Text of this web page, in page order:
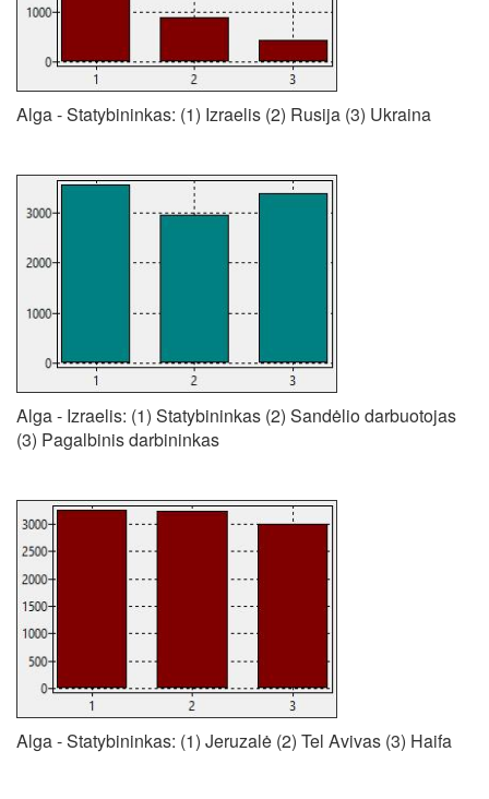
Alga - Statybininkas: (1) Izraelis (2) Rusija (3) Ukraina
Alga - Izraelis: (1) Statybininkas (2) Sandėlio darbuotojas
(3) Pagalbinis darbininkas
Alga - Statybininkas: (1) Jeruzalė (2) Tel Avivas (3) Haifa